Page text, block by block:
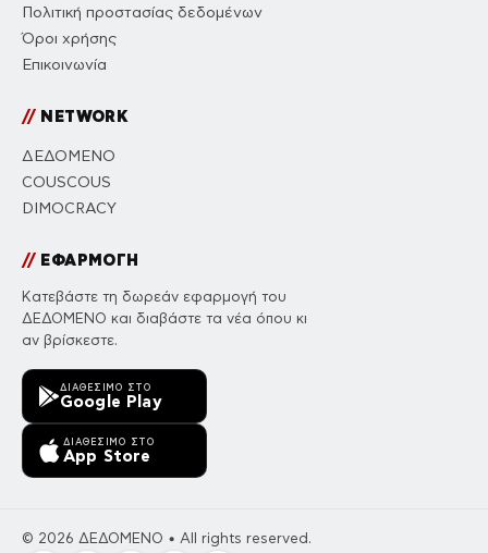
Πολιτική προστασίας δεδομένων
Όροι χρήσης
Επικοινωνία
//NETWORK
ΔΕΔΟΜΕΝΟ
COUSCOUS
DIMOCRACY
//ΕΦΑΡΜΟΓΗ
Κατεβάστε τη δωρεάν εφαρμογή του
ΔΕΔΟΜΕΝΟ και διαβάστε τα νέα όπου κι
αν βρίσκεστε.
ΔΙΑΘΈΣΙΜΟ ΣΤΟ
Google Play
ΔΙΑΘΈΣΙΜΟ ΣΤΟ
App Store
© 2026 ΔΕΔΟΜΕΝΟ • All rights reserved.